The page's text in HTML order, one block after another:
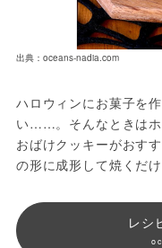
出典：oceans-nadia.com
ハロウィンにお菓子を
い……。そんなときはホ
おばけクッキーがおす
の形に成形して焼くだ
レシ